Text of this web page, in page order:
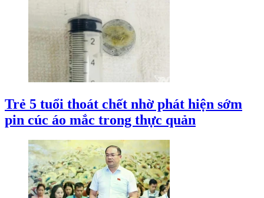
Trẻ 5 tuổi thoát chết nhờ phát hiện sớm
pin cúc áo mắc trong thực quản